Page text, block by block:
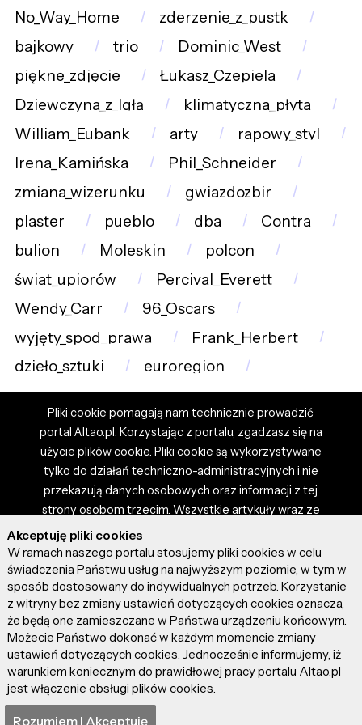
No_Way_Home
zderzenie_z_pustk
bajkowy
trio
Dominic_West
piękne_zdjęcie
Łukasz_Czepiela
Dziewczyna_z_Igłą
klimatyczna_płyta
William_Eubank
arty
rapowy_styl
Irena_Kamińska
Phil_Schneider
zmiana_wizerunku
gwiazdozbir
plaster
pueblo dba
Contra
bulion
Moleskin
polcon
świat_upiorów
Percival_Everett
Wendy_Carr
96_Oscars
wyjęty_spod_prawa
Frank_Herbert
dzieło_sztuki
euroregion
Pliki cookie pomagają nam technicznie prowadzić
portal Altao.pl. Korzystając z portalu, zgadzasz się na
użycie plików cookie. Pliki cookie są wykorzystywane
tylko do działań techniczno-administracyjnych i nie
przekazują danych osobowych oraz informacji z tej
strony osobom trzecim. Wszystkie artykuły wraz ze
zdjęciami i materiałami dostępnymi na portalu są
własnością użytkowników. Administrator i właściciel
portalu nie ponosi odpowiedzialności za tresci
prezentowane przez autorów artykułów. Dodając
artykuł, zgadzasz się z regulaminem portalu oraz
ponosisz odpowiedzialność za wszystkie materiały
umieszczone przez Ciebie na stronie altao.pl.
Szczegóły dostępne w regulaminie portalu.
© 2026 altao.pl. Wszystkie prawa zastrzeżone.
Akceptuję pliki cookies
W ramach naszego portalu stosujemy pliki cookies w celu
świadczenia Państwu usług na najwyższym poziomie, w tym w
sposób dostosowany do indywidualnych potrzeb. Korzystanie
z witryny bez zmiany ustawień dotyczących cookies oznacza,
że będą one zamieszczane w Państwa urządzeniu końcowym.
Możecie Państwo dokonać w każdym momencie zmiany
ustawień dotyczących cookies. Jednocześnie informujemy, iż
warunkiem koniecznym do prawidłowej pracy portalu Altao.pl
jest włączenie obsługi plików cookies.
Rozumiem I Akceptuję